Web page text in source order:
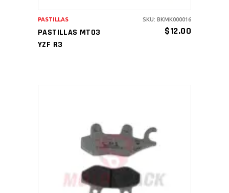
PASTILLAS MT03
YZF R3
$12.00
PASTILLAS SKU: BKMK000016
AÑADIR AL CARRITO